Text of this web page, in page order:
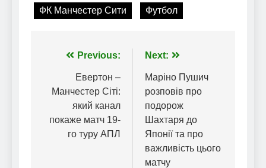
ФК Манчестер Сити Футбол
Навігація
записів
Previous:
Евертон –
Манчестер Сіті:
який канал
покаже матч 19-
го туру АПЛ
Next:
Маріно Пушич
розповів про
подорож
Шахтаря до
Японії та про
важливість цього
матчу